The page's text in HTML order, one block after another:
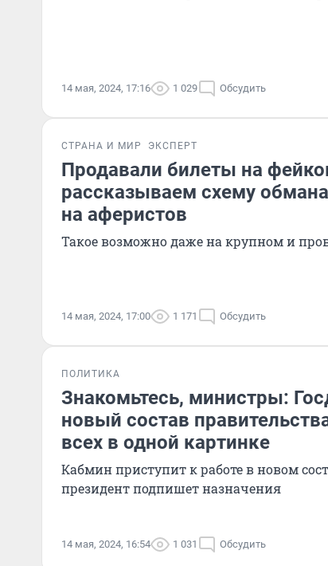
14 мая, 2024, 17:16 1 029 Обсудить
СТРАНА И МИР ЭКСПЕРТ
Продавали билеты на
рассказываем схему
на аферистов
Такое возможно даже на крупном и
14 мая, 2024, 17:00 1 171 Обсудить
ПОЛИТИКА
Знакомьтесь, министры:
новый состав
всех в одной картинке
Кабмин приступит к работе в новом
президент подпишет назначения
14 мая, 2024, 16:54 1 031 Обсудить